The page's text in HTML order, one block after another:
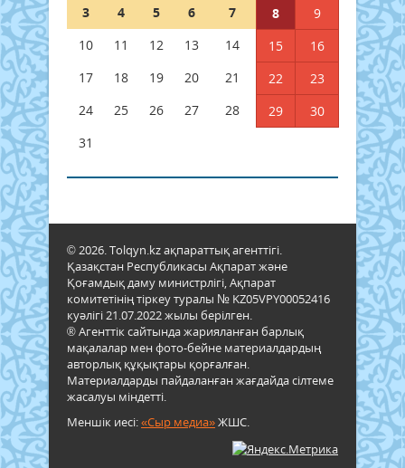
3
4 5 6 7 8
9
10
11 12 13 14 15
16
17
18 19 20 21 22
23
24
25 26 27 28 29
30
31
© 2026. Tolqyn.kz ақпараттық агенттігі.
Қазақстан Республикасы Ақпарат және
Қоғамдық даму министрлігі, Ақпарат
комитетінің тіркеу туралы № KZ05VPY00052416
куәлігі 21.07.2022 жылы берілген.
® Агенттік сайтында жарияланған барлық
мақалалар мен фото-бейне материалдардың
авторлық құқықтары қорғалған.
Материалдарды пайдаланған жағдайда сілтеме
жасалуы міндетті.
Меншік иесі:«Сыр медиа»ЖШС.